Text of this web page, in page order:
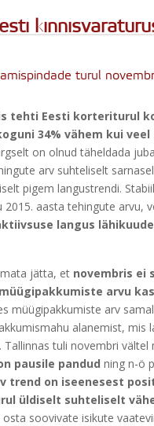
turul
tehti Eesti korteriturul
34% vähem kui
on olnud täheldada
arv suhteliselt
pigem langustrendi.
2015. aasta tehingute arvu,
langus
jätta, et novembris ei
arvu
müügipakkumiste arv
alanemist, mis
tuli novembri
pausile pandud ning n-ö
trend on iseenesest
üldiselt suhteliselt
soovivate isikute